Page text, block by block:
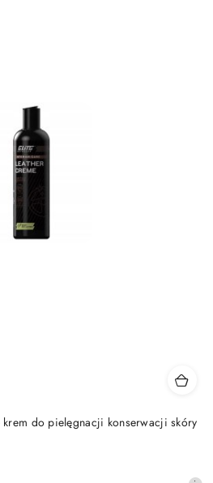
krem do pielęgnacji konserwacji skóry